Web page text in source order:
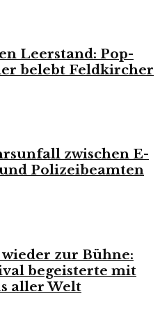
Leerstand: Pop-
belebt Feldkircher
zwischen E-
Polizeibeamten
zur Bühne:
begeisterte mit
aller Welt